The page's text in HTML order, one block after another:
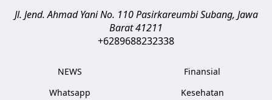
Jl. Jend. Ahmad Yani No. 110 Pasirkareumbi Subang, Jawa
Barat41211
+6289688232338
NEWS
Whatsapp
Finansial
Kesehatan